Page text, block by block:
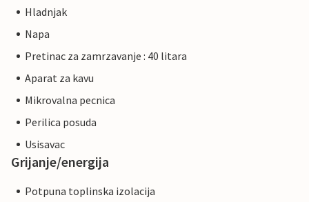
Hladnjak
Napa
Pretinac za zamrzavanje : 40 litara
Aparat za kavu
Mikrovalna pecnica
Perilica posuda
Usisavac
Grijanje/energija
Potpuna toplinska izolacija